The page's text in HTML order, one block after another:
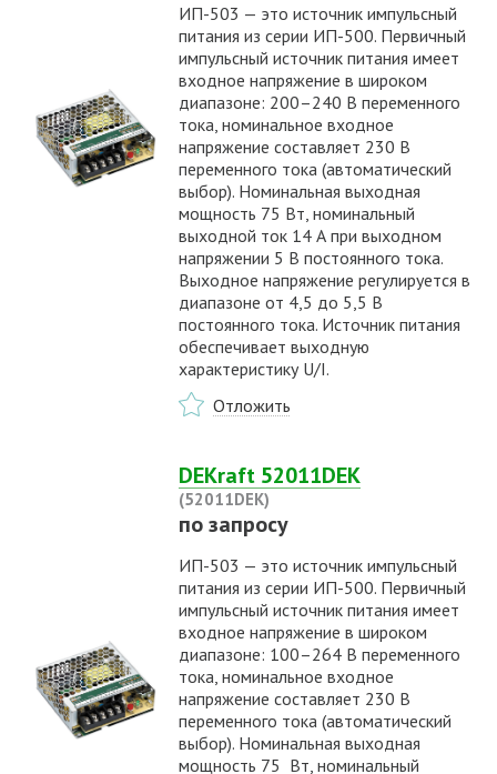
ИП-503 — это источник импульсный
питания из серии ИП-500. Первичный
импульсный источник питания имеет
входное напряжение в широком
диапазоне: 200–240 В переменного
тока, номинальное входное
напряжение составляет 230 В
переменного тока (автоматический
выбор). Номинальная выходная
мощность 75 Вт, номинальный
выходной ток 14 А при выходном
напряжении 5 В постоянного тока.
Выходное напряжение регулируется в
диапазоне от 4,5 до 5,5 В
постоянного тока. Источник питания
обеспечивает выходную
характеристику U/I.
Отложить
DEKraft 52011DEK
(52011DEK)
по запросу
ИП-503 — это источник импульсный
питания из серии ИП-500. Первичный
импульсный источник питания имеет
входное напряжение в широком
диапазоне: 100–264 В переменного
тока, номинальное входное
напряжение составляет 230 В
переменного тока (автоматический
выбор). Номинальная выходная
мощность 75 Вт, номинальный